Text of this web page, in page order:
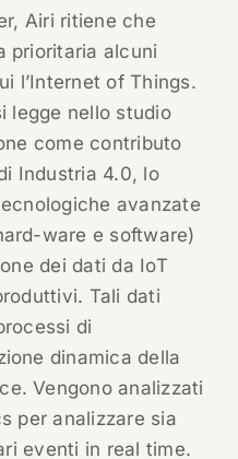
Airi ritiene che
prioritaria alcuni
l’Internet of Things.
legge nello studio
come contributo
Industria 4.0, lo
avanzate
ware e software)
dei dati da IoT
Tali dati
di
dinamica della
Vengono analizzati
per analizzare sia
eventi in real time.